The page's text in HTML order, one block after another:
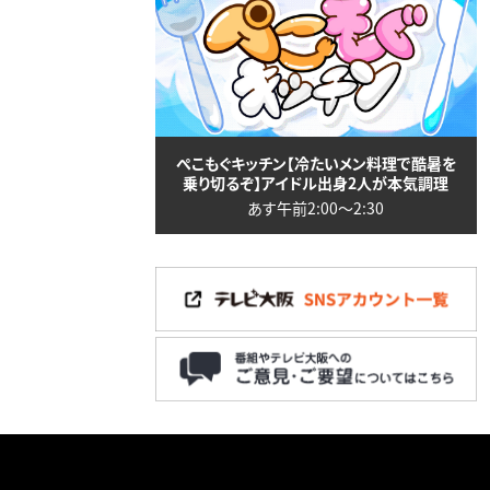
ぺこもぐキッチン【冷たいメン料理で酷暑を
乗り切るぞ】アイドル出身2人が本気調理
あす午前2:00〜2:30